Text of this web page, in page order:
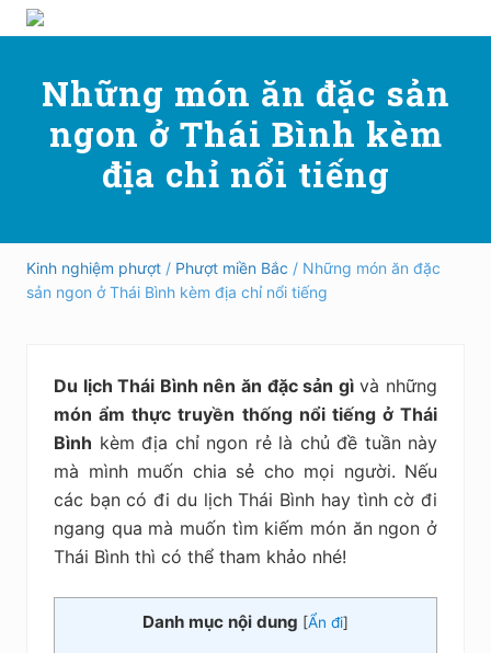
Menu
Skip
to
header
navigation
Skip
to
content
qua
sidebar
Hướng
phượt,
và
ngoài
nước
an
nghiệm,
kiệm
Những món ăn đặc sản
ngon ở Thái Bình kèm
địa chỉ nổi tiếng
Kinh nghiệm phượt / Phượt miền Bắc / Những món ăn đặc
sản ngon ở Thái Bình kèm địa chỉ nổi tiếng
Du lịch Thái Bình nên ăn đặc sản gìvà những
món ẩm thực truyền thống nổi tiếng ở Thái
Bình kèm địa chỉ ngon rẻ là chủ đề tuần này
mà mình muốn chia sẻ cho mọi người. Nếu
các bạn có đi du lịch Thái Bình hay tình cờ đi
ngang qua mà muốn tìm kiếm món ăn ngon ở
Thái Bình thì có thể tham khảo nhé!
Danh mục nội dung [Ẩn đi]